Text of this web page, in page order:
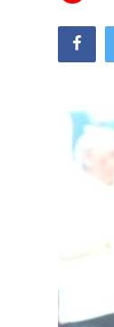
Travel &
Technology